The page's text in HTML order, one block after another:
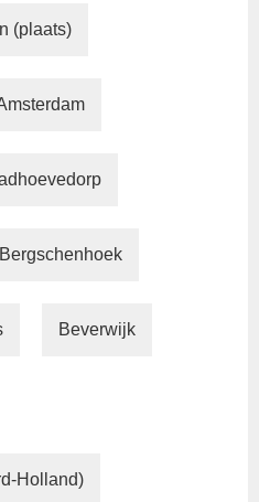
(plaats)
Bergschenhoek
Beverwijk
Holland)